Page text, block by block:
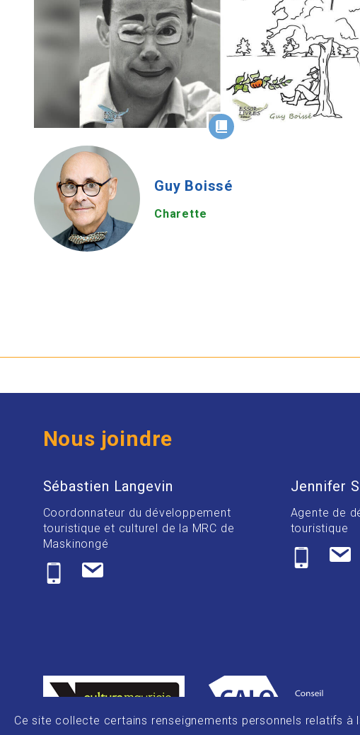
Guy Boissé
Charette
Nous joindre
Sébastien Langevin
Coordonnateur du développement
touristique et culturel de la MRC de
Maskinongé
Jennifer
Agente de
touristique
Ce site collecte certains renseignements personnels relatifs